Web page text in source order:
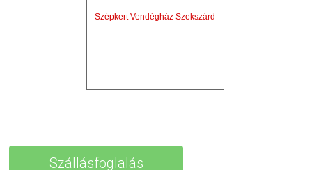
Szépkert Vendégház Szekszárd
Szállásfoglalás